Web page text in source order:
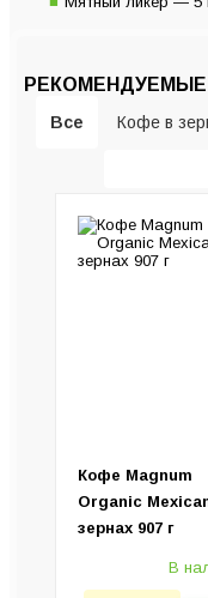
Все Кофе в
Кофемашины
Кофе Magnum
Organic
зернах 907 г
В